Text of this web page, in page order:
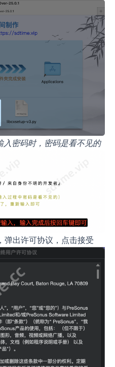
入密码时，密码是看不见的
出许可协议，点击接受